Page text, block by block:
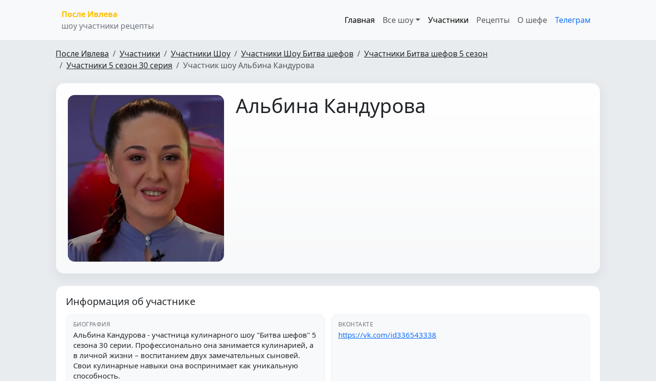
После Ивлева
шоу участники рецепты
Главная Все шоу Участники Рецепты О шефе Телеграм
После Ивлева Участники Участники Шоу Участники Шоу Битва шефов
Участники Битва шефов 5 сезон
Участники 5 сезон 30 серия
Участник шоу Альбина Кандурова
Альбина Кандурова
Информация об участнике
БИОГРАФИЯ
Альбина Кандурова - участница кулинарного шоу "Битва шефов" 5
сезона 30 серии. Профессионально она занимается кулинарией, а
в личной жизни – воспитанием двух замечательных сыновей.
Свои кулинарные навыки она воспринимает как уникальную
способность.
ВКОНТАКТЕ
https://vk.com/id336543338